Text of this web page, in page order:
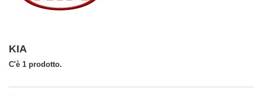
KIA
C'è 1 prodotto.